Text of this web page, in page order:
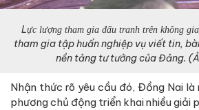
Lực lượng tham gia đấu tranh trên không
tham gia tập huấn nghiệp vụ viết tin,
nền tảng tư tưởng của Đảng.
Nhận thức rõ yêu cầu đó, Đồng Nai
phương chủ động triển khai nhiều giải